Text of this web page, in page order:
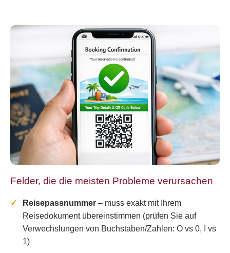
Felder, die die meisten Probleme verursachen
Reisepassnummer– muss exakt mit Ihrem
Reisedokument übereinstimmen (prüfen Sie auf
Verwechslungen von Buchstaben/Zahlen: O vs 0, I vs
1)